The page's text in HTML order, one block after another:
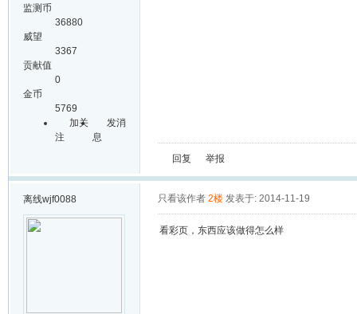
监测币
36880
威望
3367
贡献值
0
金币
5769
加关
注
发消
息
回复 举报
离线wjf0088 只看该作者 2楼 发表于: 2014-11-19
看彩页，东西应该做得怎么样